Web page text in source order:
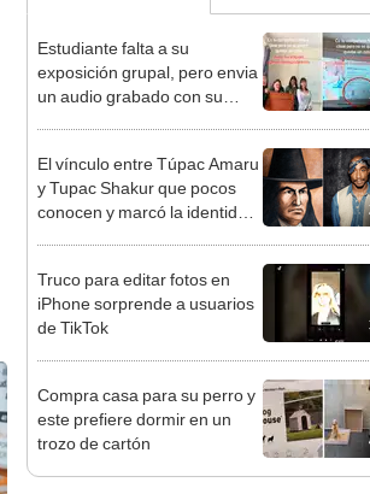
Estudiante falta a su
exposición grupal, pero envia
un audio grabado con su
El vínculo entre Túpac Amaru
y Tupac Shakur que pocos
conocen y marcó la identidad
Truco para editar fotos en
iPhone sorprende a usuarios
de TikTok
Compra casa para su perro y
este prefiere dormir en un
trozo de cartón